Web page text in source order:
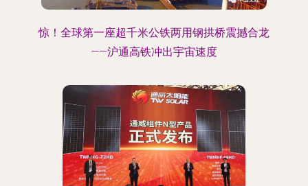
惊！全球第一座超千米公铁两用钢拱桥震撼合龙
——沪通高铁冲出宇宙速度